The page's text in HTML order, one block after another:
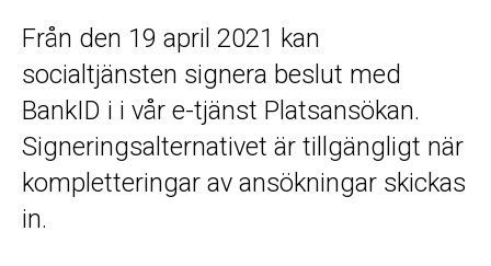
Från den 19 april 2021 kan
socialtjänsten signera beslut med
BankID i i vår e-tjänst Platsansökan.
Signeringsalternativet är tillgängligt när
kompletteringar av ansökningar skickas
in.